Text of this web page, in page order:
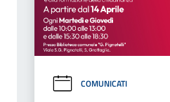
COMUNICATI